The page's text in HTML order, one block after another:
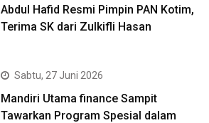
Abdul Hafid Resmi Pimpin PAN Kotim,
Terima SK dari Zulkifli Hasan
Sabtu, 27 Juni 2026
Mandiri Utama finance Sampit
Tawarkan Program Spesial dalam